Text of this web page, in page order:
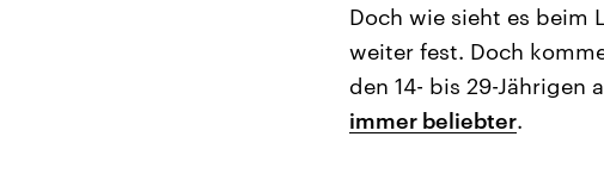
Doch wie sieht es beim
weiter fest. Doch
den 14- bis 29-Jährigen
immer beliebter.